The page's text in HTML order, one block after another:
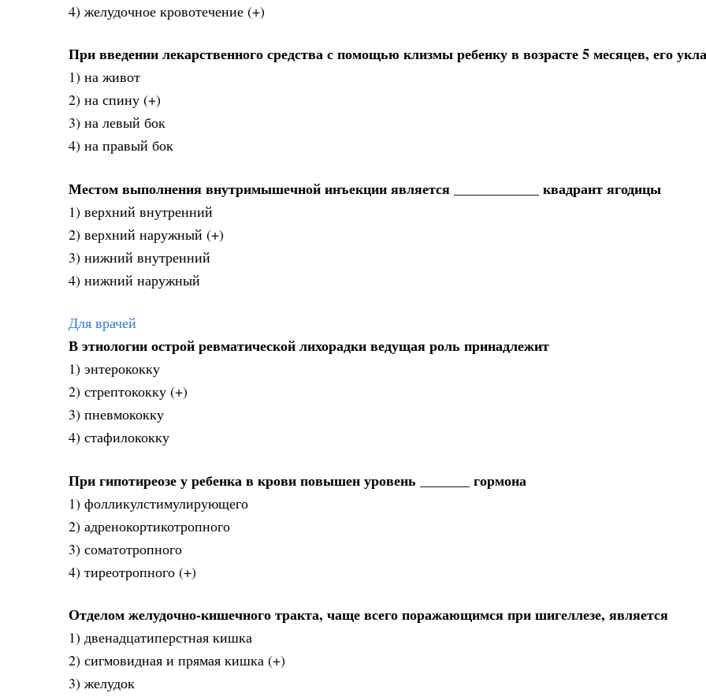
4) желудочное кровотечение (+)
При введении лекарственного средства с помощью клизмы ребенку в возрасте 5 месяцев, его
1) на живот
2) на спину (+)
3) на левый бок
4) на правый бок
Местом выполнения внутримышечной инъекции является ____________ квадрант ягодицы
1) верхний внутренний
2) верхний наружный (+)
3) нижний внутренний
4) нижний наружный
Для врачей
В этиологии острой ревматической лихорадки ведущая роль принадлежит
1) энтерококку
2) стрептококку (+)
3) пневмококку
4) стафилококку
При гипотиреозе у ребенка в крови повышен уровень _______ гормона
1) фолликулстимулирующего
2) адренокортикотропного
3) соматотропного
4) тиреотропного (+)
Отделом желудочно-кишечного тракта, чаще всего поражающимся при шигеллезе, является
1) двенадцатиперстная кишка
2) сигмовидная и прямая кишка (+)
3) желудок